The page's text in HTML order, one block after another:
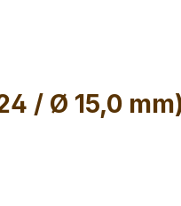
/ Ø 15,0